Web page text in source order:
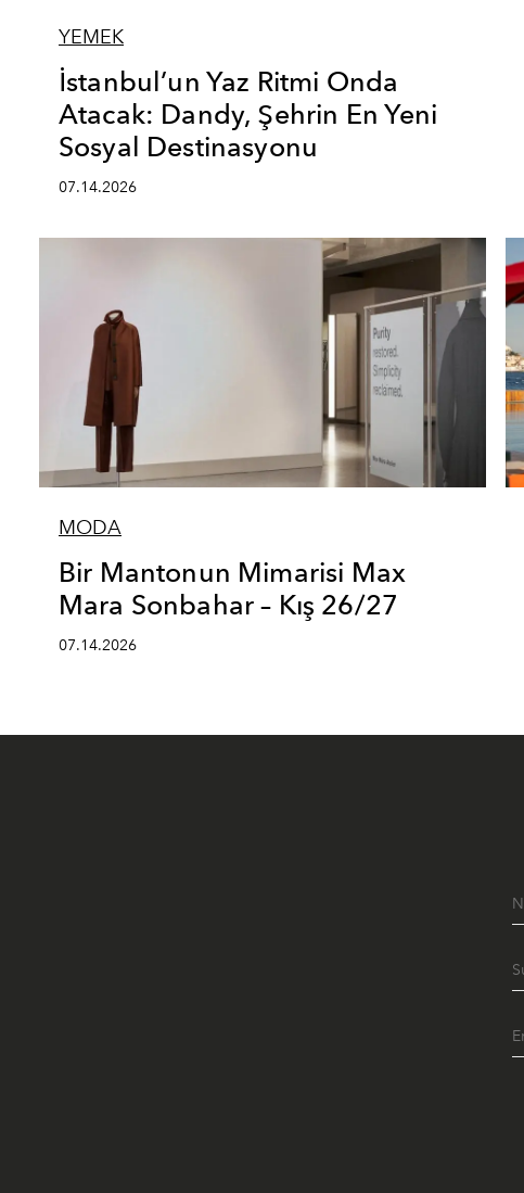
YEMEK
İstanbul’un Yaz Ritmi Onda
Atacak: Dandy, Şehrin En Yeni
Sosyal Destinasyonu
07.14.2026
MODA
Bir Mantonun Mimarisi Max
Mara Sonbahar – Kış 26/27
07.14.2026